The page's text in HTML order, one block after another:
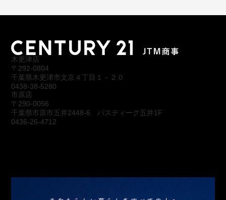
木更津店
〒292-0804
千葉県木更津市文京４丁目１－２０
0438-38-5280
市原店
〒290-0056
千葉県市原市五井2448-6 パスティーク五井1F
0436-26-4712